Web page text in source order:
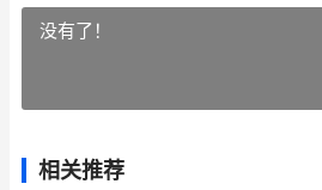
没有了！
相关推荐